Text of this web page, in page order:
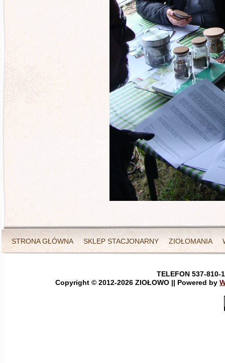
STRONA GŁÓWNA SKLEP STACJONARNY ZIOŁOMANIA
TELEFON 537-810-
Copyright © 2012-2026 ZIOŁOWO || Powered by